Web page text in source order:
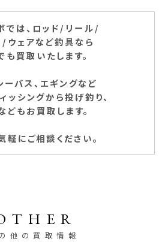
では、ロッド/リール/
ウェアなど釣具なら
も買取いたします。
ーバス、エギングなど
ッシングから投げ釣り、
どもお買取します。
軽にご相談ください。
他の買取情報